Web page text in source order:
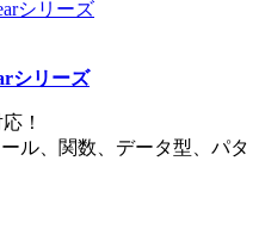
シリーズ
！
ル、関数、データ型、パタ